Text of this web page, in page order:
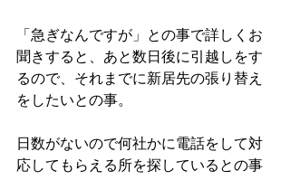
「急ぎなんですが」との事で詳しくお
聞きすると、あと数日後に引越しをす
るので、それまでに新居先の張り替え
をしたいとの事。
日数がないので何社かに電話をして対
応してもらえる所を探しているとの事